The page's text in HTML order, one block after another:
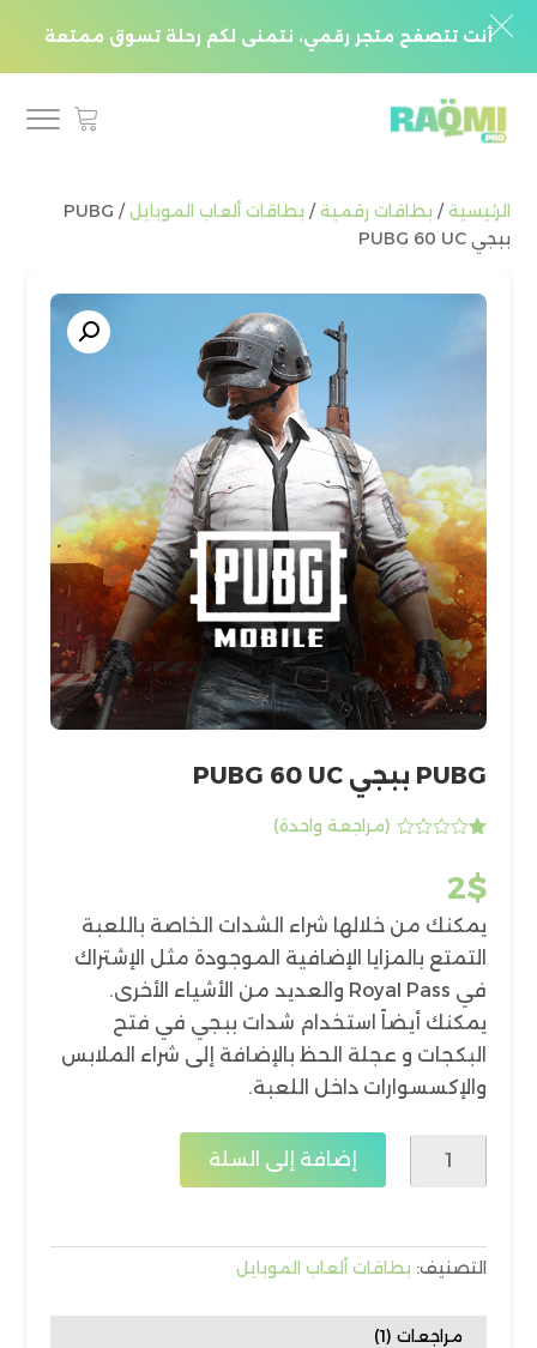
أنت تتصفح متجر رقمي، نتمنى لكم رحلة تسوق ممتعة
الرئيسية/ بطاقات رقمية/ بطاقات ألعاب الموبايل
/ PUBG
ببجي PUBG 60 UC
PUBG ببجي PUBG 60 UC
بـ
1.00
5
بناءً
على
تقييم
عميل
واحد
(مراجعة واحدة)
2$
يمكنك من خلالها شراء الشدات الخاصة باللعبة
التمتع بالمزايا الإضافية الموجودة مثل الإشتراك
في Royal Pass والعديد من الأشياء الأخرى.
يمكنك أيضاً استخدام شدات ببجي في فتح
البكجات و عجلة الحظ بالإضافة إلى شراء الملابس
والإكسسوارات داخل اللعبة.
PUBG
60
إضافة إلى السلة
التصنيف: بطاقات ألعاب الموبايل
مراجعات (1)